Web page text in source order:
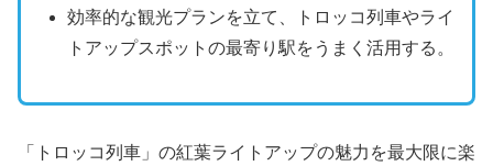
効率的な観光プランを立て、トロッコ列車やライ
トアップスポットの最寄り駅をうまく活用する。
「トロッコ列車」の紅葉ライトアップの魅力を最大限に楽